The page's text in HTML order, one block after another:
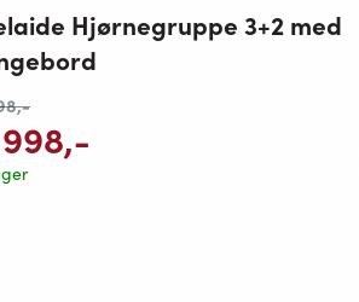
Hjørnegruppe 3+2 med
,-
,-